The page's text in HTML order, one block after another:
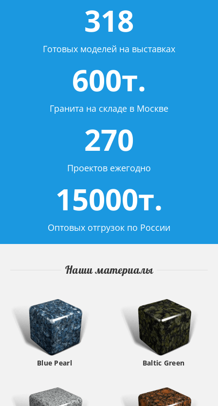
318
Готовых моделей на выставках
600т.
Гранита на складе в Москве
270
Проектов ежегодно
15000т.
Оптовых отгрузок по России
Наши материалы
Blue Pearl Baltic Green